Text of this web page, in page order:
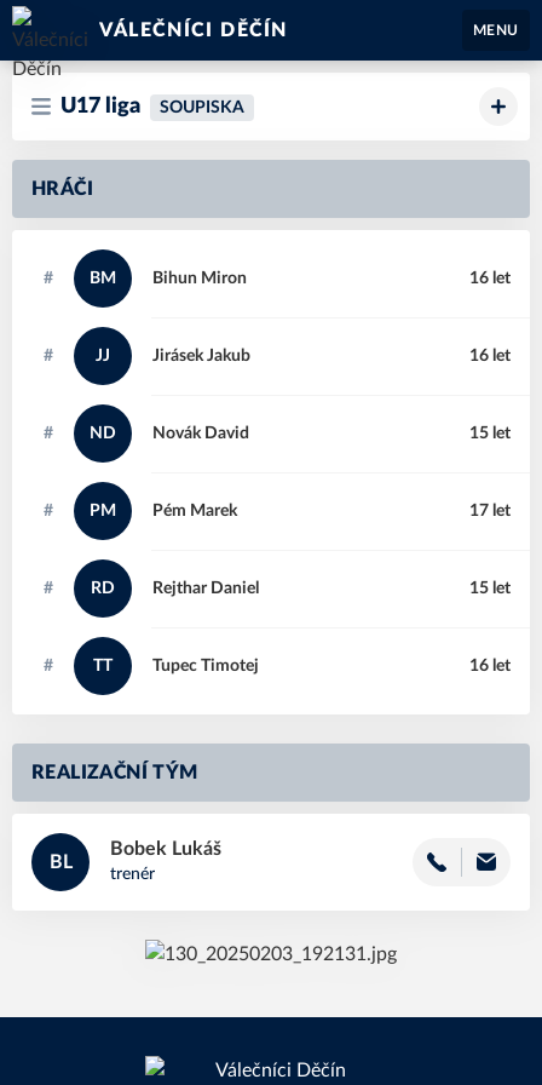
VÁLEČNÍCI DĚČÍN MENU
U17 liga SOUPISKA
REALIZAČNÍ TÝM
BL
Lukáš
Bobek
trenér
HRÁČI
# BM Miron
Bihun 16 let
# JJ Jakub
Jirásek 16 let
# ND David
Novák 15 let
# PM Marek
Pém 17 let
# RD Daniel
Rejthar 15 let
# TT Timotej
Tupec 16 let